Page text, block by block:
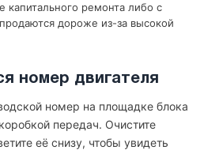
ремонта либо с
дороже из-за высокой
номер двигателя
номер на площадке блока
передач. Очистите
её снизу, чтобы увидеть